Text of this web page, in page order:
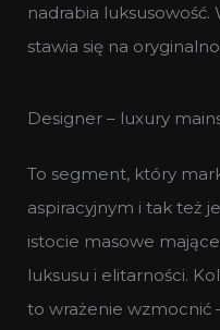
nadrabia
stawia się na
Designer – luxury
To segment, który
aspiracyjnym i tak też
istocie masowe
luksusu i elitarności.
to wrażenie wzmocnić